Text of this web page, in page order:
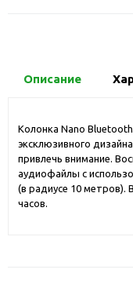
Описание
Колонка Nano
эксклюзивного
привлечь внимание.
аудиофайлы с
(в радиусе 10 метров).
часов.